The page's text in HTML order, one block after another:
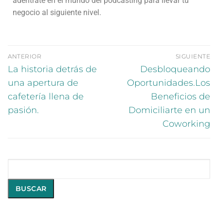
negocio al siguiente nivel.
ANTERIOR
La historia detrás de
una apertura de
cafetería llena de
pasión.
SIGUIENTE
Desbloqueando
Oportunidades.Los
Beneficios de
Domiciliarte en un
Coworking
BUSCAR